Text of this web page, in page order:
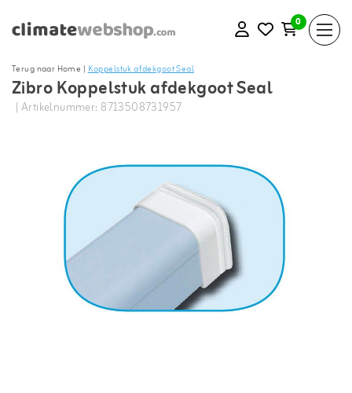
0
Terug naar Home |Koppelstuk afdekgoot Seal
Zibro Koppelstuk afdekgoot Seal
| Artikelnummer: 8713508731957